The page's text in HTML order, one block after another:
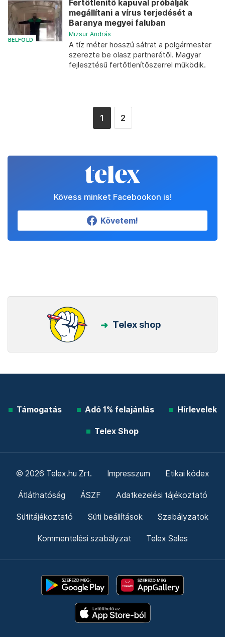
BELFÖLD
Fertőtlenítő kapuval próbálják
megállítani a vírus terjedését a
Baranya megyei faluban
Mizsur András
A tíz méter hosszú sátrat a polgármester
szerezte be olasz partnerétől. Magyar
fejlesztésű fertőtlenítőszerrel működik.
1 2
Kövess minket Facebookon is!
Követem!
Telex shop
Támogatás Adó 1% felajánlás Hírlevelek
Telex Shop
© 2026 Telex.hu Zrt. Impresszum Etikai kódex
Átláthatóság ÁSZF Adatkezelési tájékoztató
Sütitájékoztató Süti beállítások Szabályzatok
Kommentelési szabályzat Telex Sales